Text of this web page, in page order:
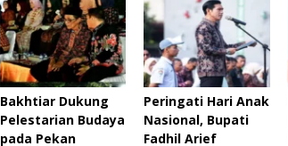
Bakhtiar Dukung
Pelestarian Budaya
pada Pekan
Peringati Hari Anak
Nasional, Bupati
Fadhil Arief